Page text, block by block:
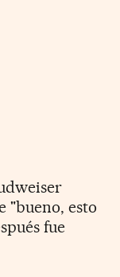
"bueno, esto
fue